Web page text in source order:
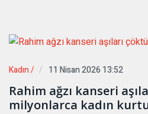
Kadın / 11 Nisan 2026 13:52
Rahim ağzı kanseri
milyonlarca kadın